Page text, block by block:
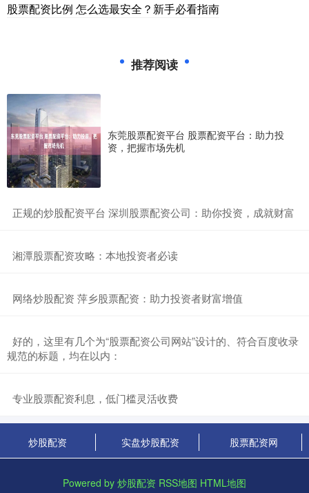
股票配资比例 怎么选最安全？新手必看指南
推荐阅读
东莞股票配资平台 股票配资平台：助力投
资，把握市场先机
​正规的炒股配资平台 深圳股票配资公司：助你投资，成就财富
​湘潭股票配资攻略：本地投资者必读
​网络炒股配资 萍乡股票配资：助力投资者财富增值
​好的，这里有几个为“股票配资公司网站”设计的、符合百度收录
规范的标题，均在以内：
​专业股票配资利息，低门槛灵活收费
炒股配资 实盘炒股配资 股票配资网
Powered by 炒股配资 RSS地图 HTML地图